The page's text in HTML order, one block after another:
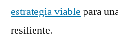
estrategia viable para
resiliente.